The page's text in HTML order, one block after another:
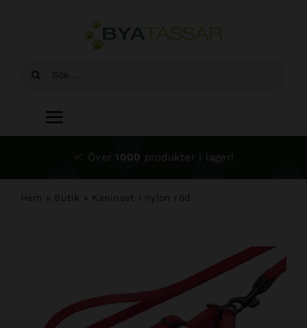
Sök
Toggle
Navigation
Över 1000 produkter i lager!
Hem » Butik » Kaninset i nylon röd